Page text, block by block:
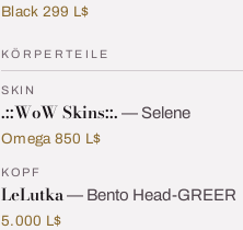
Black 299 L$
KÖRPERTEILE
SKIN
.::WoW Skins::. — Selene
Omega 850 L$
KOPF
LeLutka— Bento Head-GREER
5.000 L$